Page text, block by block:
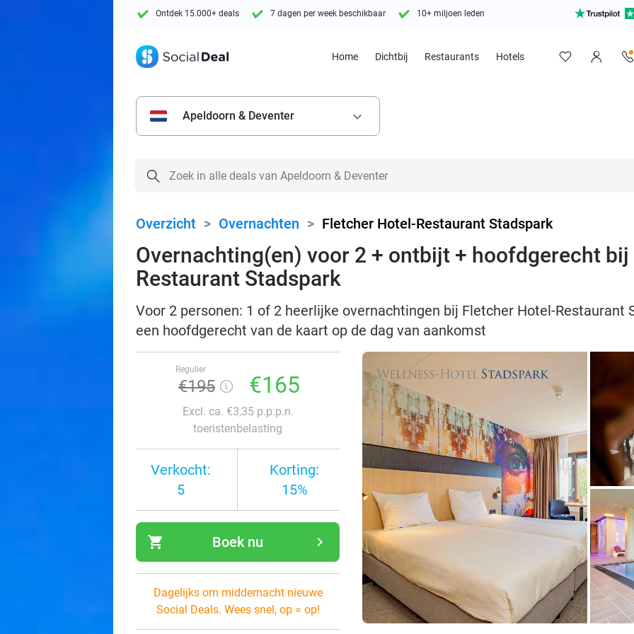
Ontdek 15.000+ deals 7 dagen per week beschikbaar 10+ miljoen leden
Home Dichtbij Restaurants Hotels
Apeldoorn & Deventer keyboard_arrow_down
Overzicht > Overnachten > Fletcher Hotel-Restaurant Stadspark
Overnachting(en) voor 2 + ontbijt + hoofdgerecht
Restaurant Stadspark
Voor 2 personen: 1 of 2 heerlijke overnachtingen bij Fletcher Hotel-Restaurant
een hoofdgerecht van de kaart op de dag van aankomst
Regulier
€195 €165
Excl. ca. €3,35 p.p.p.n.
toeristenbelasting
Verkocht:
5
Korting:
15%
shopping_cart navigate_next
Boek nu
Dagelijks om middernacht nieuwe
Social Deals. Wees snel, op = op!